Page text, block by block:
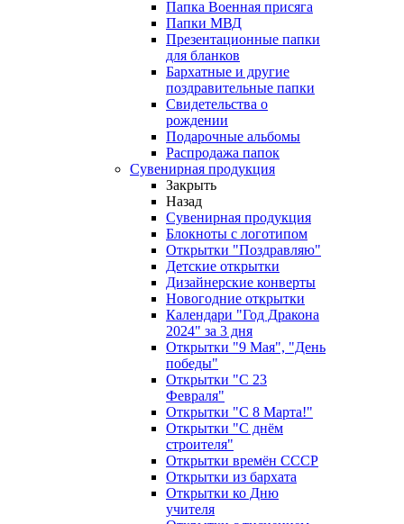
Папка Военная присяга
Папки МВД
Презентационные папки
для бланков
Бархатные и другие
поздравительные папки
Свидетельства о
рождении
Подарочные альбомы
Распродажа папок
Сувенирная продукция
Закрыть
Назад
Сувенирная продукция
Блокноты с логотипом
Открытки "Поздравляю"
Детские открытки
Дизайнерские конверты
Новогодние открытки
Календари "Год Дракона
2024" за 3 дня
Открытки "9 Мая", "День
победы"
Открытки "С 23
Февраля"
Открытки "С 8 Марта!"
Открытки "С днём
строителя"
Открытки времён СССР
Открытки из бархата
Открытки ко Дню
учителя